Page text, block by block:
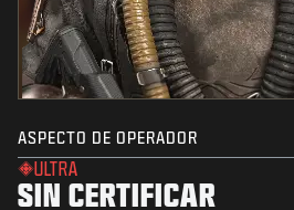
ASPECTO DE OPERADOR
ULTRA
SIN CERTIFICAR